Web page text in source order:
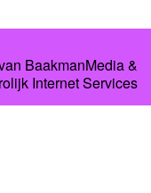
BaakmanMedia&
Internet Services